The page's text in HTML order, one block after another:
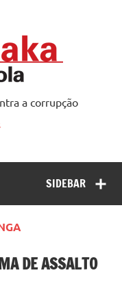
a corrupção
SIDEBAR
DE ASSALTO